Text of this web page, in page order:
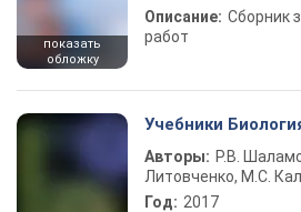
показать
обложку
Описание: Сборник
работ
Учебники
Авторы: Р.В.
Литовченко, М.С.
Год: 2017